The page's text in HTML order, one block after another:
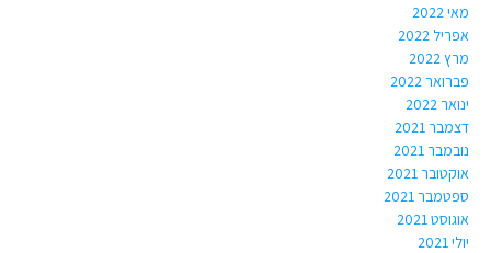
מאי 2022
אפריל 2022
מרץ 2022
פברואר 2022
ינואר 2022
דצמבר 2021
נובמבר 2021
אוקטובר 2021
ספטמבר 2021
אוגוסט 2021
יולי 2021